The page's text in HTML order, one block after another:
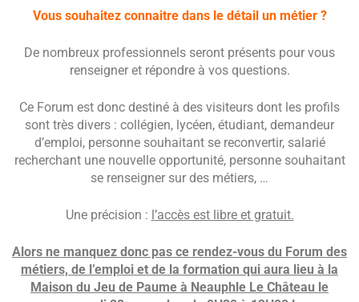
Vous souhaitez connaitre dans le détail un métier ?
De nombreux professionnels seront présents pour vous
renseigner et répondre à vos questions.
Ce Forum est donc destiné à des visiteurs dont les profils
sont très divers : collégien, lycéen, étudiant, demandeur
d’emploi, personne souhaitant se reconvertir, salarié
recherchant une nouvelle opportunité, personne souhaitant
se renseigner sur des métiers, …
Une précision : l’accès est libre et gratuit.
Alors ne manquez donc pas ce rendez-vous du Forum des
métiers, de l’emploi et de la formation qui aura lieu à la
Maison du Jeu de Paume à Neauphle Le Château le